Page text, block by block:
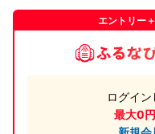
エントリー
ログイン
最大0